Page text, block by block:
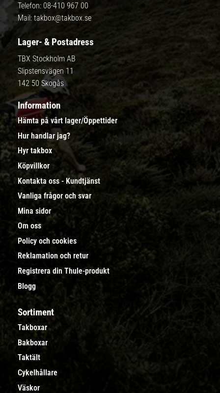
Telefon: 08-410 967 00
Mail: takbox@takbox.se
Lager- & Postadress
TBX Stockholm AB
Slipstensvägen 11
142 50 Skogås
Information
Hämta på vårt lager/Öppettider
Hur handlar jag?
Hyr takbox
Köpvillkor
Kontakta oss - Kundtjänst
Vanliga frågor och svar
Mina sidor
Om oss
Policy och cookies
Reklamation och retur
Registrera din Thule-produkt
Blogg
Sortiment
Takboxar
Bakboxar
Taktält
Cykelhållare
Väskor